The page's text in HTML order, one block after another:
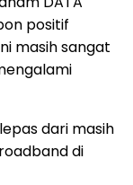
positif
masih sangat
dari masih
di